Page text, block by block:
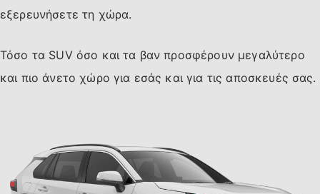
εξερευνήσετε τη χώρα.
Τόσο τα SUV όσο και τα βαν προσφέρουν μεγαλύτερο
και πιο άνετο χώρο για εσάς και για τις αποσκευές σας.